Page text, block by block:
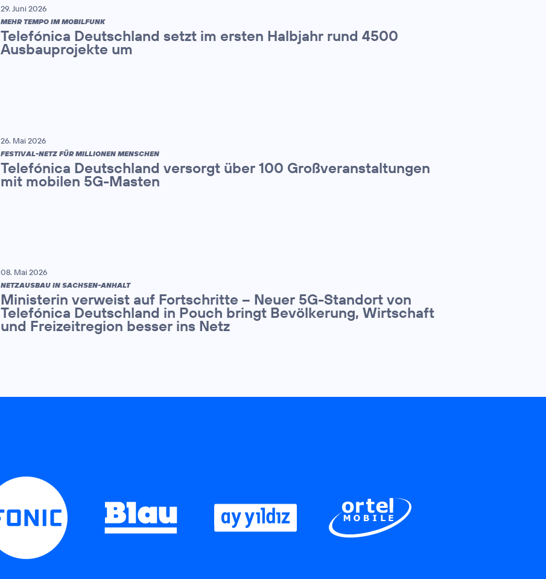
29. Juni 2026
MEHR TEMPO IM MOBILFUNK
Telefónica Deutschland setzt im ersten Halbjahr rund 4500
Ausbauprojekte um
26. Mai 2026
FESTIVAL-NETZ FÜR MILLIONEN MENSCHEN
Telefónica Deutschland versorgt über 100 Großveranstaltungen
mit mobilen 5G-Masten
08. Mai 2026
NETZAUSBAU IN SACHSEN-ANHALT
Ministerin verweist auf Fortschritte – Neuer 5G-Standort von
Telefónica Deutschland in Pouch bringt Bevölkerung, Wirtschaft
und Freizeitregion besser ins Netz